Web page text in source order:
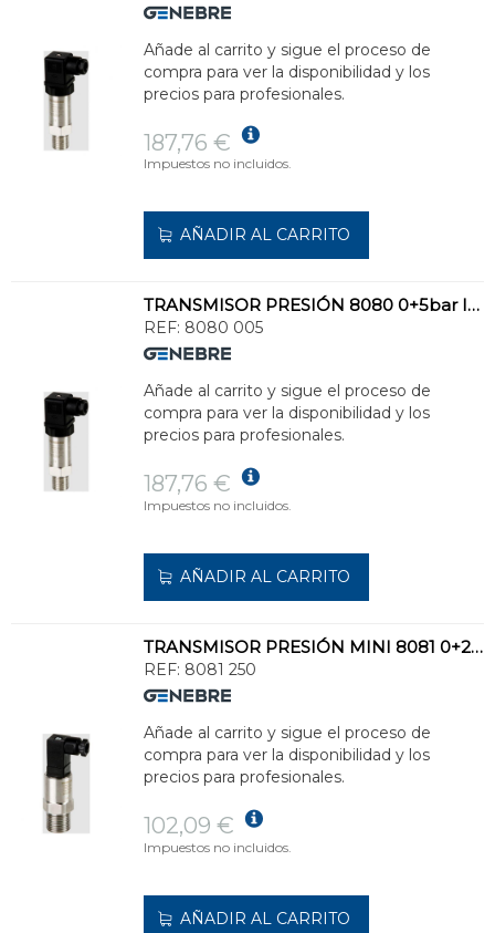
Añade al carrito y sigue el proceso de
compra para ver la disponibilidad y los
precios para profesionales.
187,76 €
Impuestos no incluidos.
AÑADIR AL CARRITO
TRANSMISOR PRESIÓN 8080 0+5bar INOXIDABLE
REF: 8080 005
Añade al carrito y sigue el proceso de
compra para ver la disponibilidad y los
precios para profesionales.
187,76 €
Impuestos no incluidos.
AÑADIR AL CARRITO
TRANSMISOR PRESIÓN MINI 8081 0+250bar INOXIDABLE
REF: 8081 250
Añade al carrito y sigue el proceso de
compra para ver la disponibilidad y los
precios para profesionales.
102,09 €
Impuestos no incluidos.
AÑADIR AL CARRITO